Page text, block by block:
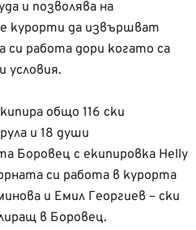
и позволява на
курорти да извършват
работа дори когато са
условия.
общо 116 ски
и 18 души
Боровец с екипировка Helly
си работа в курорта
и Емил Георгиев – ски
в Боровец.